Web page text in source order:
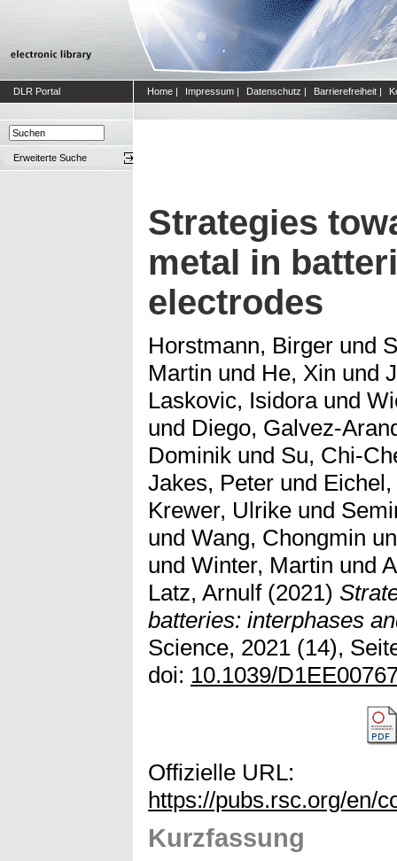
DLR Portal Home | Impressum | Datenschutz | Barrierefreiheit |
Erweiterte Suche
Strategies
metal in
electrodes
Horstmann, Birger und
Martin und He, Xin und
Laskovic, Isidoraund
und Diego, Galvez-
Dominik und Su, Chi-
Jakes, Peter und
Krewer, Ulrike und
und Wang, Chongmin
und Winter, Martin und
Latz, Arnulf(2021)
batteries: interphases
Science, 2021 (14),
doi: 10.1039/
Offizielle URL:
https://pubs.rsc.org/en/
Kurzfassung